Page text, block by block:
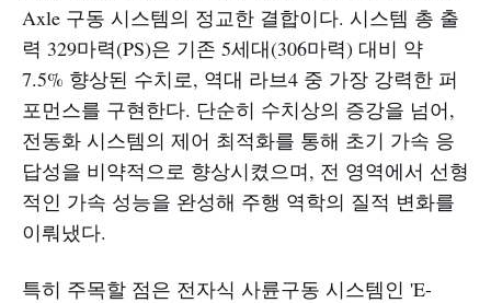
Axle 구동 시스템의 정교한 결합이다. 시스템 총 출
력 329마력(PS)은 기존 5세대(306마력) 대비 약
7.5% 향상된 수치로, 역대 라브4 중 가장 강력한 퍼
포먼스를 구현한다. 단순히 수치상의 증강을 넘어,
전동화 시스템의 제어 최적화를 통해 초기 가속 응
답성을 비약적으로 향상시켰으며, 전 영역에서 선형
적인 가속 성능을 완성해 주행 역학의 질적 변화를
이뤄냈다.
특히 주목할 점은 전자식 사륜구동 시스템인 'E-